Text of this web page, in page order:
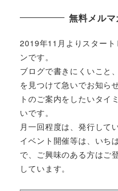
無料メル
2019年11月よりスター
ンです。
ブログで書きにくいこと
を見つけて急いでお知ら
トのご案内をしたいタイ
いです。
月一回程度は、発行してい
イベント開催等は、いち
で、ご興味のある方はご
しています。